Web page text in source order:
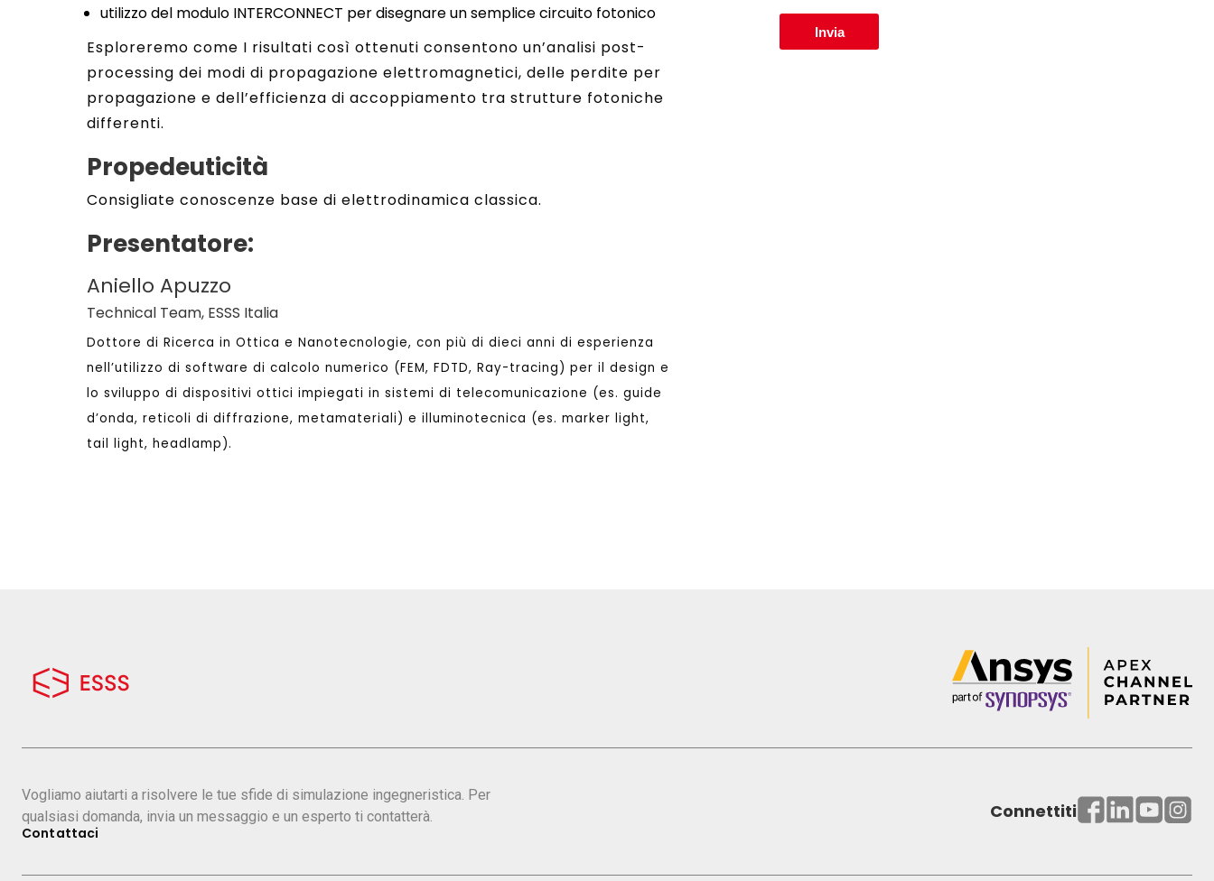
utilizzo del modulo INTERCONNECT per disegnare un semplice circuito fotonico
Esploreremo come I risultati così ottenuti consentono un’analisi post-
processing dei modi di propagazione elettromagnetici, delle perdite per
propagazione e dell’efficienza di accoppiamento tra strutture fotoniche
differenti.
Propedeuticità
Consigliate conoscenze base di elettrodinamica classica.
Presentatore:
Aniello Apuzzo
Technical Team, ESSS Italia
Dottore di Ricerca in Ottica e Nanotecnologie, con più di dieci anni di esperienza
nell’utilizzo di software di calcolo numerico (FEM, FDTD, Ray-tracing) per il design e
lo sviluppo di dispositivi ottici impiegati in sistemi di telecomunicazione (es. guide
d’onda, reticoli di diffrazione, metamateriali) e illuminotecnica (es. marker light,
tail light, headlamp).
Vogliamo aiutarti a risolvere le tue sfide di simulazione ingegneristica. Per
qualsiasi domanda, invia un messaggio e un esperto ti contatterà.
Contattaci
Connettiti